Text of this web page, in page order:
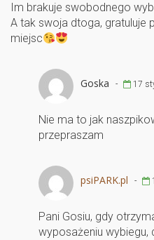
Im brakuje swobodnego
A tak swoja dtoga, gratuluje
miejsc
Goska - 17
Nie ma to jak
przepraszam
psiPARK.pl -
Pani Gosiu, gdy
wyposażeniu wybiegu,